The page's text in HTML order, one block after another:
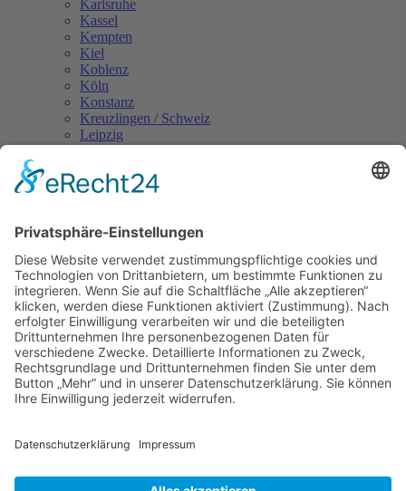
Karlsruhe
Kassel
Kempten
Kiel
Koblenz
Köln
Konstanz
Kreuzlingen / Schweiz
Leipzig
Magdeburg
Mönchengladbach
Münster
Nürnberg
Oldenburg
Osnabrück
Passau
Regensburg
Rosenheim
Rehburg-Loccum
Rostock
Stuttgart
Tübingen